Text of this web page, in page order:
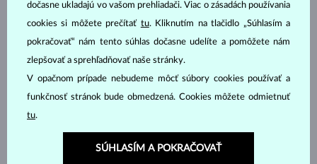
dočasne ukladajú vo vašom prehliadači. Viac o zásadách používania
cookies si môžete prečítať tu. Kliknutím na tlačidlo „Súhlasím a
pokračovať“ nám tento súhlas dočasne udelíte a pomôžete nám
zlepšovať a sprehľadňovať naše stránky.
V opačnom prípade nebudeme môcť súbory cookies používať a
funkčnosť stránok bude obmedzená. Cookies môžete odmietnuť
tu.
SÚHLASÍM A POKRAČOVAŤ